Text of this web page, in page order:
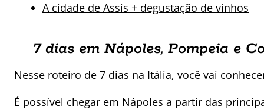
A cidade de Assis + degustação de vinhos
7 dias em Nápoles, Pompeia e
Nesse roteiro de 7 dias na Itália, você vai
É possível chegar em Nápoles a partir das